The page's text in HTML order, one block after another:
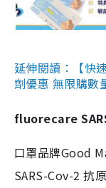
延伸閱讀：【快
劑優惠 無限購
fluorecare
口罩品牌Good
SARS-Cov-2 抗